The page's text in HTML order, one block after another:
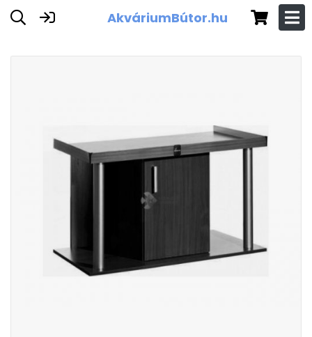
AkváriumBútor.hu